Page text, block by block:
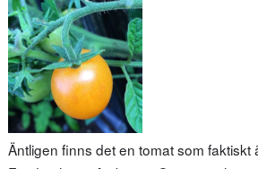
Äntligen finns det en tomat som faktiskt